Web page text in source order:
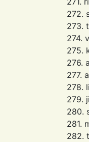
272.
273.
274.
275.
276.
277.
278.
279.
280.
281.
282.